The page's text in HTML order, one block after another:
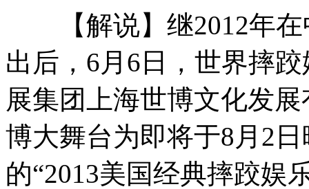
延安城管中有1/4是临时工
吉林火灾17人仍失踪 锁门为防上厕所
【解说】继2012年在
出后，6月6日，世界摔
展集团上海世博文化发
博大舞台为即将于8月2
的“2013美国经典摔跤娱